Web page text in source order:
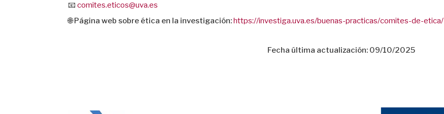
📧comites.eticos@uva.es
🌐 Página web sobre ética en la investigación: https://investiga.uva.es/buenas-practicas/comites-de-etica/
Fecha última actualización: 09/10/2025